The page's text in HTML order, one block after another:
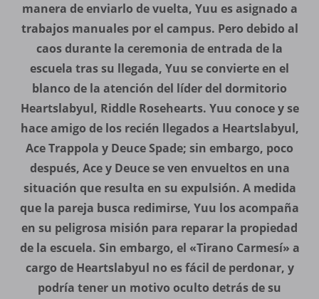
manera de enviarlo de vuelta, Yuu es asignado a
trabajos manuales por el campus. Pero debido al
caos durante la ceremonia de entrada de la
escuela tras su llegada, Yuu se convierte en el
blanco de la atención del líder del dormitorio
Heartslabyul, Riddle Rosehearts. Yuu conoce y se
hace amigo de los recién llegados a Heartslabyul,
Ace Trappola y Deuce Spade; sin embargo, poco
después, Ace y Deuce se ven envueltos en una
situación que resulta en su expulsión. A medida
que la pareja busca redimirse, Yuu los acompaña
en su peligrosa misión para reparar la propiedad
de la escuela. Sin embargo, el «Tirano Carmesí» a
cargo de Heartslabyul no es fácil de perdonar, y
podría tener un motivo oculto detrás de su